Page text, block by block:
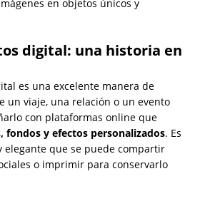
en objetos únicos y
digital: una historia en
es una excelente manera de
un viaje, una relación o un evento
con plataformas online que
fondos y efectos personalizados. Es
elegante que se puede compartir
o imprimir para conservarlo